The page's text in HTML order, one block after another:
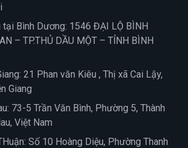
Bình Dương: 1546 ĐẠI LỘ BÌNH
– TP.THỦ DẦU MỘT – TỈNH BÌNH
21 Phan văn Kiêu , Thị xã Cai Lậy,
Giang
73-5 Trần Văn Bình, Phường 5, Thành
Việt Nam
Số 10 Hoàng Diệu, Phường Thanh